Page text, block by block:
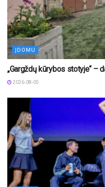
ĮDOMU
„Gargždų kūrybos stotyje“ –
2026-08-05